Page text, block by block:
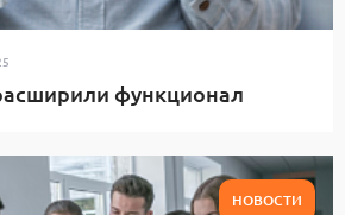
функционал
НОВОСТИ